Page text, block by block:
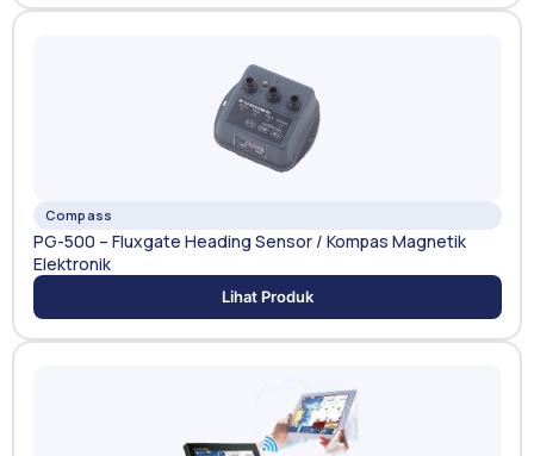
Compass
PG-500 – Fluxgate Heading Sensor / Kompas Magnetik
Elektronik
Lihat Produk